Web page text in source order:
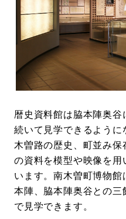
暦史資料館は脇本陣奥
続いて見学できるよう
木曽路の歴史、町並み
の資料を模型や映像を
います。南木曽町博物
本陣、脇本陣奥谷との
で見学できます。